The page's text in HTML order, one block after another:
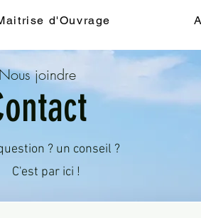
d'Ouvrage
joindre
? un conseil ?
C'est par ici !